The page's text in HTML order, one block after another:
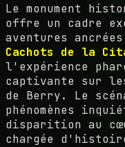
Le monument
offre un cadre
aventures
Cachots de la
l'expérience
captivante sur
de Berry. Le
phénomènes
disparition au
chargée